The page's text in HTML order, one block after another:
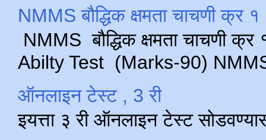
NMMS बौद्धिक क्षमता चाचणी क्र
NMMS बौद्धिक क्षमता चाचणी
Abilty Test (Marks-90) NMMS
ऑनलाइन टेस्ट , 3 री
इयत्ता ३ री ऑनलाइन टेस्ट